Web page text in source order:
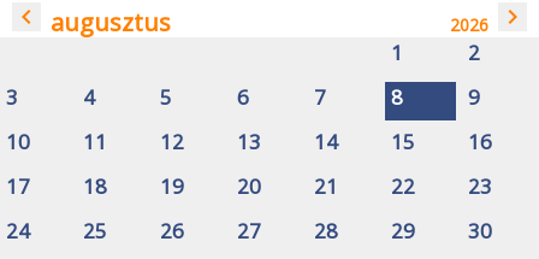
navigate_before augusztus 2026 navigate_next
1
2
3
4 5 6 7 8
9
10
11 12 13 14 15
16
17
18 19 20 21 22
23
24
25 26 27 28 29
30